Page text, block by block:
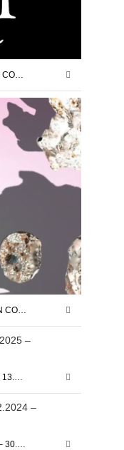
ECCO TUTTO QUI | MAURIZIO BATTAGLIA | COMISARIO : JORDI PALLARÈS | 26.04.25 – 24.05.25
DISIDENCIAS PERIFÉRICAS | EXPOSICIÓN COLECTIVA | NIGREDO.TV | 28.02.25 – 20.03.25
TACCUINI | ALICE PASQUINI | 31.01.2025 – 13.02.2025
VIBRAR ALTO | INDIA TOCTLI | 02.02.2024 – 30.03.2024